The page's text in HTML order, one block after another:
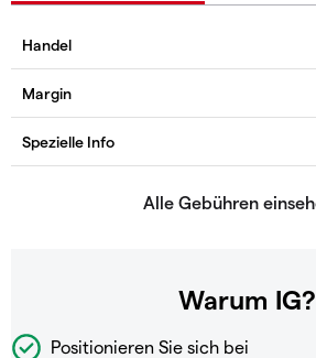
Warum IG?
Positionieren Sie sich bei